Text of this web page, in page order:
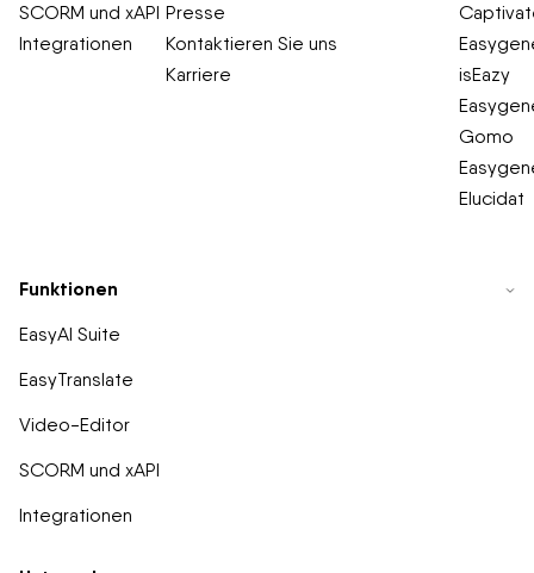
SCORM und xAPI
Integrationen
Presse
Kontaktieren Sie uns
Karriere
isEazy
Gomo
Elucidat
Funktionen
EasyAI Suite
EasyTranslate
Video-Editor
SCORM und xAPI
Integrationen